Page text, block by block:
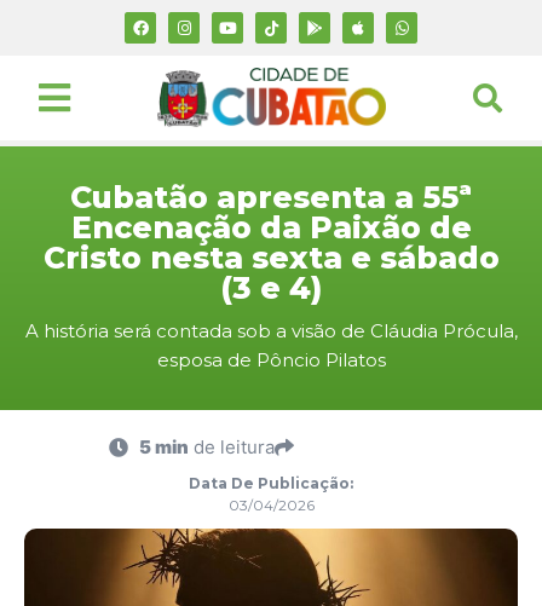
Cubatão apresenta a 55ª
Encenação da Paixão de
Cristo nesta sexta e sábado
(3 e 4)
A história será contada sob a visão de Cláudia Prócula,
esposa de Pôncio Pilatos
5 min de leitura
Data De Publicação:
03/04/2026